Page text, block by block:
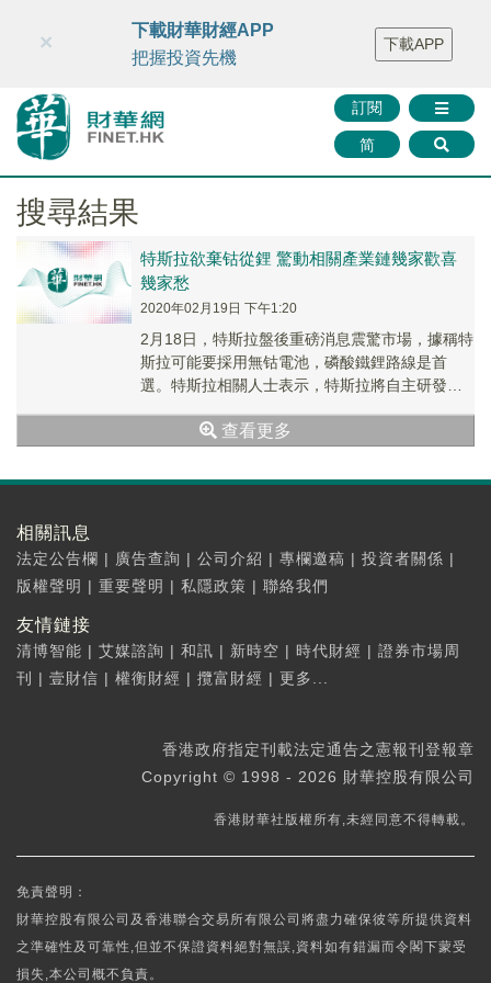
財華智庫網 FINTV FINMETA 財華證券 媒體矩陣
智庫沙龍
聯絡我們
訂閱
简
×
下載財華財經APP
把握投資先機
下載APP
搜尋結果
特斯拉欲棄钴從鋰 驚動相關產業鏈幾家歡喜
幾家愁
2020年02月19日 下午1:20
2月18日，特斯拉盤後重磅消息震驚市場，據稱特
斯拉可能要採用無钴電池，磷酸鐵鋰路線是首
選。特斯拉相關人士表示，特斯拉將自主研發新
池成分等具體信息。
查看更多
相關訊息
法定公告欄 | 廣告查詢 | 公司介紹 | 專欄邀稿 | 投資者關係 |
版權聲明 | 重要聲明 | 私隱政策 | 聯絡我們
友情鏈接
清博智能 | 艾媒諮詢 | 和訊 | 新時空 | 時代財經 | 證券市場周
刊
| 壹財信 | 權衡財經 | 攬富財經 | 更多...
香港政府指定刊載法定通告之憲報刊登報章
Copyright © 1998 - 2026 財華控股有限公司
香港財華社版權所有,未經同意不得轉載。
免責聲明：
財華控股有限公司及香港聯合交易所有限公司將盡力確保彼等所提供資料
之準確性及可靠性,但並不保證資料絕對無誤,資料如有錯漏而令閣下蒙受
損失,本公司概不負責。